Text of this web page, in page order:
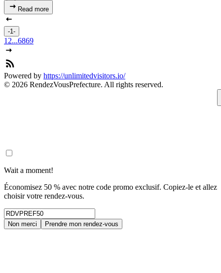
Read more
-1-
1 2...6869
Powered by https://unlimitedvisitors.io/
© 2026 RendezVousPrefecture. All rights reserved.
Wait a moment!
Économisez 50 % avec notre code promo exclusif. Copiez-le et allez
choisir votre rendez-vous.
Non merci Prendre mon rendez-vous